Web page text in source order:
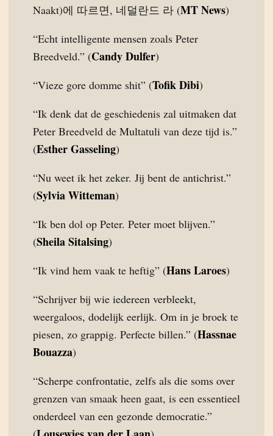
Naakt)에 따르면, 네덜란드 라 (MT News)
“Echt intelligente mensen zoals Peter
Breedveld.” (Candy Dulfer)
“Vieze gore domme shit” (Tofik Dibi)
“Ik denk dat de geschiedenis zal uitmaken dat
Peter Breedveld de Multatuli van deze tijd is.”
(Esther Gasseling)
“Nu weet ik het zeker. Jij bent de antichrist.”
(Sylvia Witteman)
“Ik ben dol op Peter. Peter moet blijven.”
(Sheila Sitalsing)
“Ik vind hem vaak te heftig” (Hans Laroes)
“Schrijver bij wie iedereen verbleekt,
weergaloos, dodelijk eerlijk. Om in je broek te
piesen, zo grappig. Perfecte billen.” (Hassnae
Bouazza)
“Scherpe confrontatie, zelfs als die soms over
grenzen van smaak heen gaat, is een essentieel
onderdeel van een gezonde democratie.”